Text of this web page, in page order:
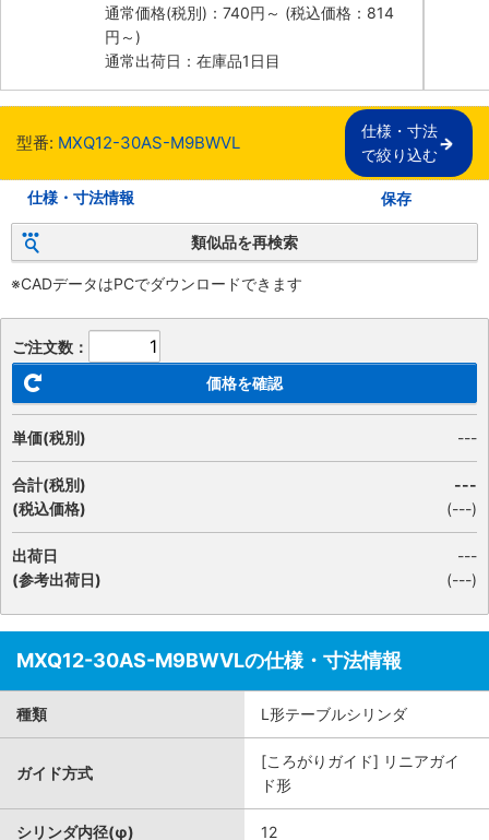
通常価格(税別)： 740円 ～ (税込価格： 814
円 ～)
通常出荷日：在庫品1日目
型番: MXQ12-30AS-M9BWVL
仕様・寸法
で絞り込む
仕様・寸法情報 保存
類似品を再検索
※CADデータはPCでダウンロードできます
ご注文数：
価格を確認
単価(税別) ---
合計(税別)
(税込価格)
---
(---)
出荷日
(参考出荷日)
---
(---)
MXQ12-30AS-M9BWVLの仕様・寸法情報
種類 L形テーブルシリンダ
ガイド方式
[ころがりガイド] リニアガイ
ド形
シリンダ内径(φ) 12